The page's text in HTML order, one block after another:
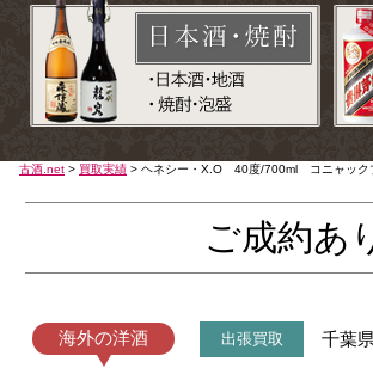
古酒.net > 買取実績 > ヘネシー・X.O 40度/700ml コニャック
ご成約あ
海外の洋酒 出張買取 千葉